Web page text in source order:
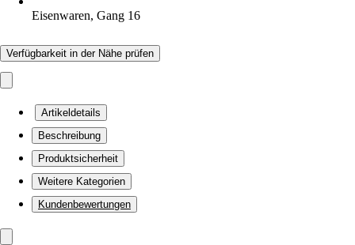
Eisenwaren, Gang 16
Verfügbarkeit in der Nähe prüfen
Artikeldetails
Beschreibung
Produktsicherheit
Weitere Kategorien
Kundenbewertungen